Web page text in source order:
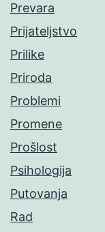
Prevara
Prijateljstvo
Prilike
Priroda
Problemi
Promene
Prošlost
Psihologija
Putovanja
Rad